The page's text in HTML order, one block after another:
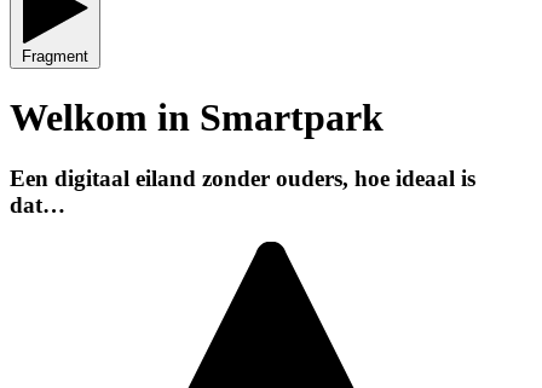
Fragment
Welkom in Smartpark
Een digitaal eiland zonder ouders, hoe ideaal is
dat…